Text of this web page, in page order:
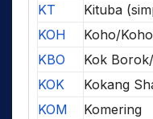
KT
Kituba
KOH
Koho/
KBO
Kok
KOK
Kokang
KOM
Komering